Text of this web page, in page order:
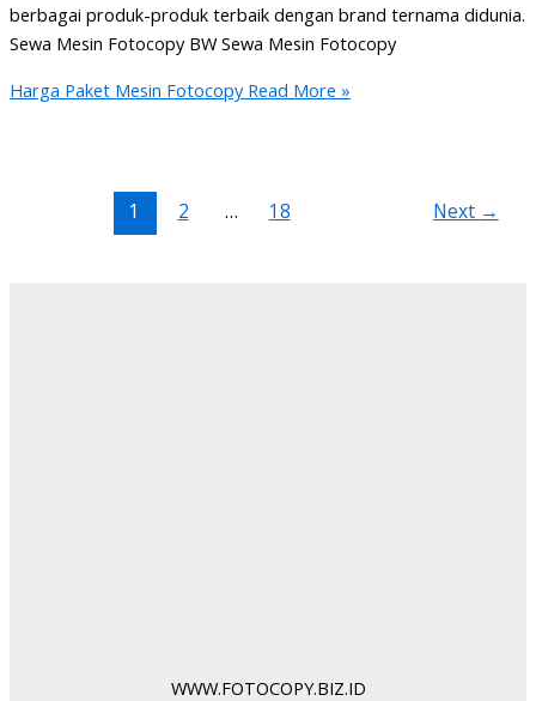
berbagai produk-produk terbaik dengan brand ternama didunia.
Sewa Mesin Fotocopy BW Sewa Mesin Fotocopy
Harga Paket Mesin FotocopyRead More »
1 2 … 18 Next →
WWW.FOTOCOPY.BIZ.ID